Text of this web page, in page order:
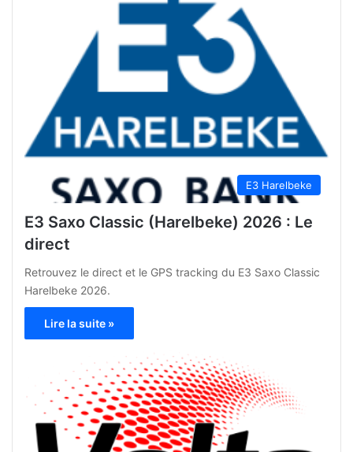
E3 Harelbeke
E3 Saxo Classic (Harelbeke) 2026 : Le
direct
Retrouvez le direct et le GPS tracking du E3 Saxo Classic
Harelbeke 2026.
Lire la suite »